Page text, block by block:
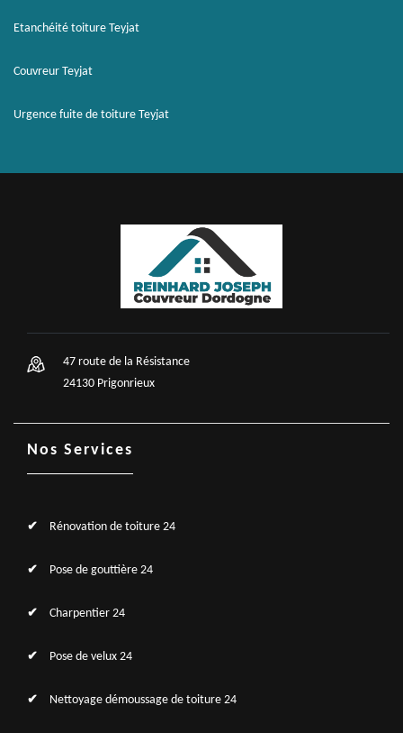
Etanchéité toiture Teyjat
Couvreur Teyjat
Urgence fuite de toiture Teyjat
47 route de la Résistance
24130 Prigonrieux
Nos Services
Rénovation de toiture 24
Pose de gouttière 24
Charpentier 24
Pose de velux 24
Nettoyage démoussage de toiture 24